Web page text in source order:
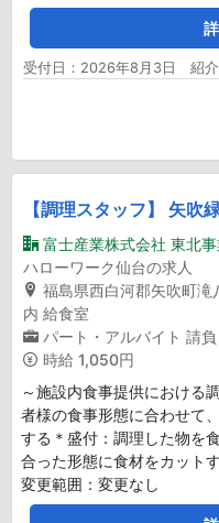
受付日：2026年8月3日 紹介
【調理スタッフ】 矢吹
富士産業株式会社 東北
ハローワーク仙台の求人
福島県西白河郡矢吹町滝
内 給食室
パート・アルバイト 請負
時給 1,050円
～施設内食事提供における
者様の食事形態に合わせて
する＊盛付：調理した物を
合った形態に食材をカット
変更範囲：変更なし